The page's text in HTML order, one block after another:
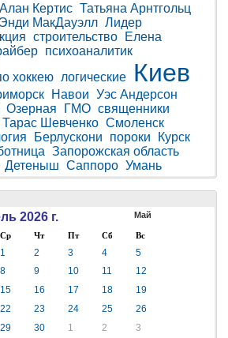
Алан Кертис Татьяна Арнтгольц
Энди МакДауэлл Лидер
строительство
Елена
психоаналитик
хоккею логические Киев
Навои Уэс Андерсон
Озерная ГМО священники
Тарас Шевченко Смоленск
Берлускони пороки
Курск
Запорожская область
Детеныш Саппоро Умань
2026 г. Май
Ср Чт Пт Сб Вс
1 2 3 4
5
8 9 10 11
12
15 16 17 18
19
22 23 24 25
26
29 30 1 2
3